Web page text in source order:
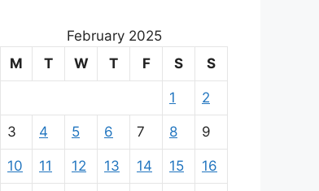
February 2025
M
T W T F S S
1 2
3 4 5 6 7 8 9
10 11 12 13 14 15 16